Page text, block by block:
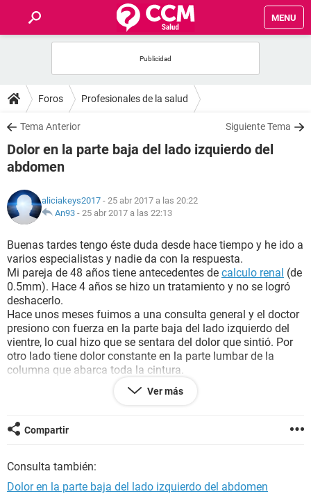
MENU
FOROS
SALUD
FAMILIA
NUTRICIÓN
SEXUALIDAD
GLOSARIO
Foros Profesionales de la salud
Tema Anterior Siguiente Tema
Dolor en la parte baja del lado izquierdo del
abdomen
aliciakeys2017 - 25 abr 2017 a las 20:22
An93 - 25 abr 2017 a las 22:13
Buenas tardes tengo éste duda desde hace tiempo y he ido a
varios especialistas y nadie da con la respuesta.
Mi pareja de 48 años tiene antecedentes de calculo renal (de
0.5mm). Hace 4 años se hizo un tratamiento y no se logró
deshacerlo.
Hace unos meses fuimos a una consulta general y el doctor
presiono con fuerza en la parte baja del lado izquierdo del
vientre, lo cual hizo que se sentara del dolor que sintió. Por
otro lado tiene dolor constante en la parte lumbar de la
columna que abarca toda la cintura.
colon
pero no hay problemas de
, tambien le han dicho que es
solo al presionar. El dolor que si es constante es el de la
parte baja de su espalda.
Por favor necesito que alguien me oriente para saber que
puede tener o que especialista visitar.
Ver más
Compartir
Consulta también:
Dolor en la parte baja del lado izquierdo del abdomen